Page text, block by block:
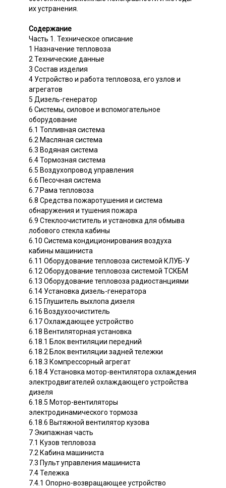
их устранения.
Содержание
Часть 1. Техническое описание
1 Назначение тепловоза
2 Технические данные
3 Состав изделия
4 Устройство и работа тепловоза, его узлов и
агрегатов
5 Дизель-генератор
6 Системы, силовое и вспомогательное
оборудование
6.1 Топливная система
6.2 Масляная система
6.3 Водяная система
6.4 Тормозная система
6.5 Воздухопровод управления
6.6 Песочная система
6.7 Рама тепловоза
6.8 Средства пожаротушения и система
обнаружения и тушения пожара
6.9 Стеклоочиститель и установка для обмыва
лобового стекла кабины
6.10 Система кондиционирования воздуха
кабины машиниста
6.11 Оборудование тепловоза системой КЛУБ-У
6.12 Оборудование тепловоза системой ТСКБМ
6.13 Оборудование тепловоза радиостанциями
6.14 Установка дизель-генератора
6.15 Глушитель выхлопа дизеля
6.16 Воздухоочиститель
6.17 Охлаждающее устройство
6.18 Вентиляторная установка
6.18.1 Блок вентиляции передний
6.18.2 Блок вентиляции задней тележки
6.18.3 Компрессорный агрегат
6.18.4 Установка мотор-вентилятора охлаждения
электродвигателей охлаждающего устройства
дизеля
6.18.5 Мотор-вентиляторы
электродинамического тормоза
6.18.6 Вытяжной вентилятор кузова
7 Экипажная часть
7.1 Кузов тепловоза
7.2 Кабина машиниста
7.3 Пульт управления машиниста
7.4 Тележка
7.4.1 Опорно-возвращающее устройство